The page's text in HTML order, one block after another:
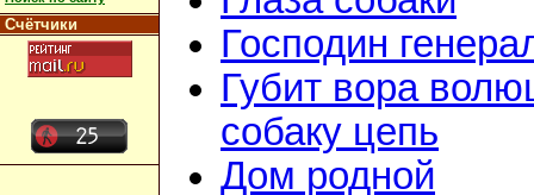
Счётчики
Господин
Губит вора
собаку цепь
Дом родной